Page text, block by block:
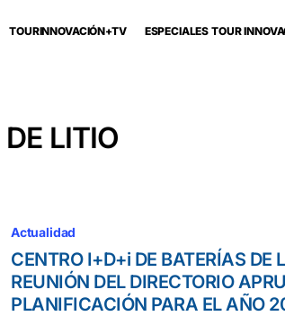
TOURINNOVACIÓN+TV ESPECIALES TOUR
LITIO
Actualidad
CENTRO I+D+i DE BATERÍAS DE
REUNIÓN DEL DIRECTORIO
PLANIFICACIÓN PARA EL AÑO